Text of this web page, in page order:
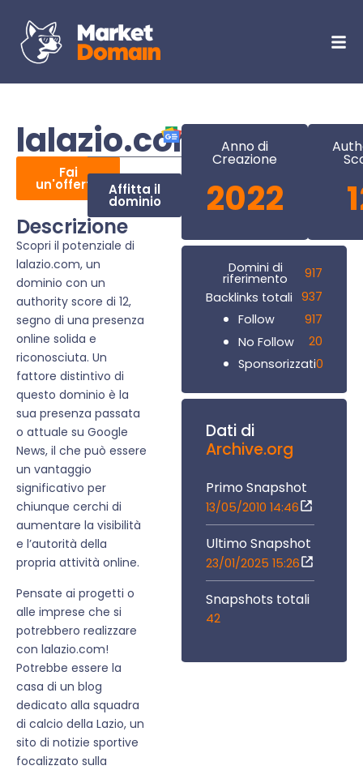
lalazio.com
Fai
un'offerta Affitta il
dominio
Descrizione
Scopri il potenziale di
lalazio.com, un
dominio con un
authority score di 12,
segno di una presenza
online solida e
riconosciuta. Un
fattore distintivo di
questo dominio è la
sua presenza passata
o attuale su Google
News, il che può essere
un vantaggio
significativo per
chiunque cerchi di
aumentare la visibilità
e l’autorità della
propria attività online.
Pensate ai progetti o
alle imprese che si
potrebbero realizzare
con lalazio.com!
Potrebbe essere la
casa di un blog
dedicato alla squadra
di calcio della Lazio, un
sito di notizie sportive
focalizzato sulla
Anno di
Creazione
2022
Domini di
riferimento
917
Backlinks totali 937
Follow
917
No Follow
20
Sponsorizzati0
Dati di
Archive.org
Primo Snapshot
13/05/2010 14:46
Ultimo Snapshot
23/01/2025 15:26
Snapshots totali
42